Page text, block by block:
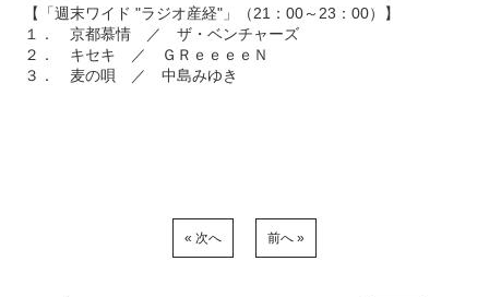
【「週末ワイド "ラジオ産経"」（21：00～23：00）】
１． 京都慕情 ／ ザ・ベンチャーズ
２． キセキ ／ ＧＲｅｅｅｅＮ
３． 麦の唄 ／ 中島みゆき
« 次へ 前へ »